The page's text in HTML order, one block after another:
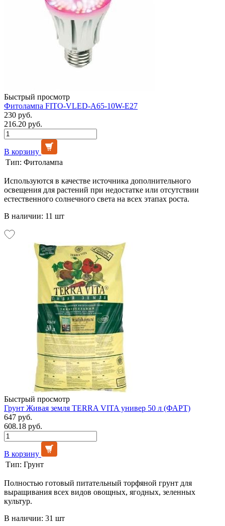
Быстрый просмотр
Фитолампа FITO-VLED-A65-10W-E27
230 руб.
216.20 руб.
В корзину
Тип: Фитолампа
Используются в качестве источника дополнительного
освещения для растений при недостатке или отсутствии
естественного солнечного света на всех этапах роста.
В наличии: 11 шт
Быстрый просмотр
Грунт Живая земля TERRA VITA универ 50 л (ФАРТ)
647 руб.
608.18 руб.
В корзину
Тип: Грунт
Полностью готовый питательный торфяной грунт для
выращивания всех видов овощных, ягодных, зеленных
культур.
В наличии: 31 шт